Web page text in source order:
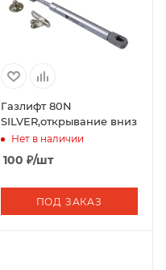
Газлифт 80N
SILVER,открывание вниз
Нет в наличии
100 ₽/шт
ПОД ЗАКАЗ